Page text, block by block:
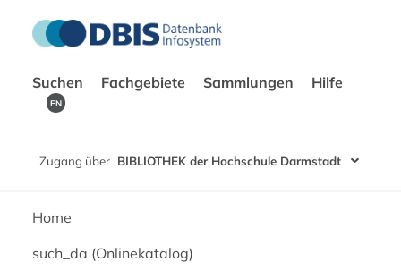
Suchen Fachgebiete Sammlungen Hilfe
EN
Zugang über BIBLIOTHEK der Hochschule Darmstadt
Home
such_da (Onlinekatalog)